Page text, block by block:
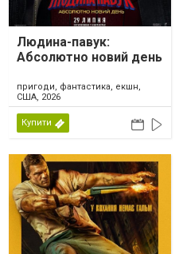
Людина-павук:
Абсолютно новий день
пригоди, фантастика, екшн,
США, 2026
Купити